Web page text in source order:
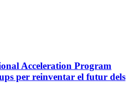
Acceleration Program
per reinventar el futur dels